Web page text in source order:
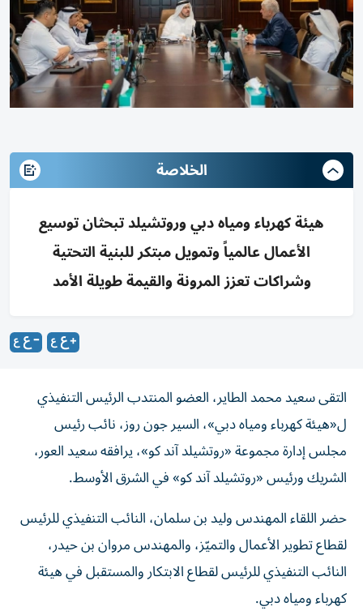
الخلاصة
هيئة كهرباء ومياه دبي وروتشيلد تبحثان توسيع
الأعمال عالمياً وتمويل مبتكر للبنية التحتية
وشراكات تعزز المرونة والقيمة طويلة الأمد
التقى سعيد محمد الطاير، العضو المنتدب الرئيس التنفيذي
ل«هيئة كهرباء ومياه دبي»، السير جون روز، نائب رئيس
مجلس إدارة مجموعة «روتشيلد آند كو»، يرافقه سعيد العور،
الشريك ورئيس «روتشيلد آند كو» في الشرق الأوسط.
حضر اللقاء المهندس وليد بن سلمان، النائب التنفيذي للرئيس
لقطاع تطوير الأعمال والتميّز، والمهندس مروان بن حيدر،
النائب التنفيذي للرئيس لقطاع الابتكار والمستقبل في هيئة
كهرباء ومياه دبي.